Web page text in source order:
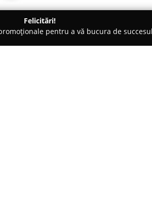
Felicitări!
pentru a vă bucura de